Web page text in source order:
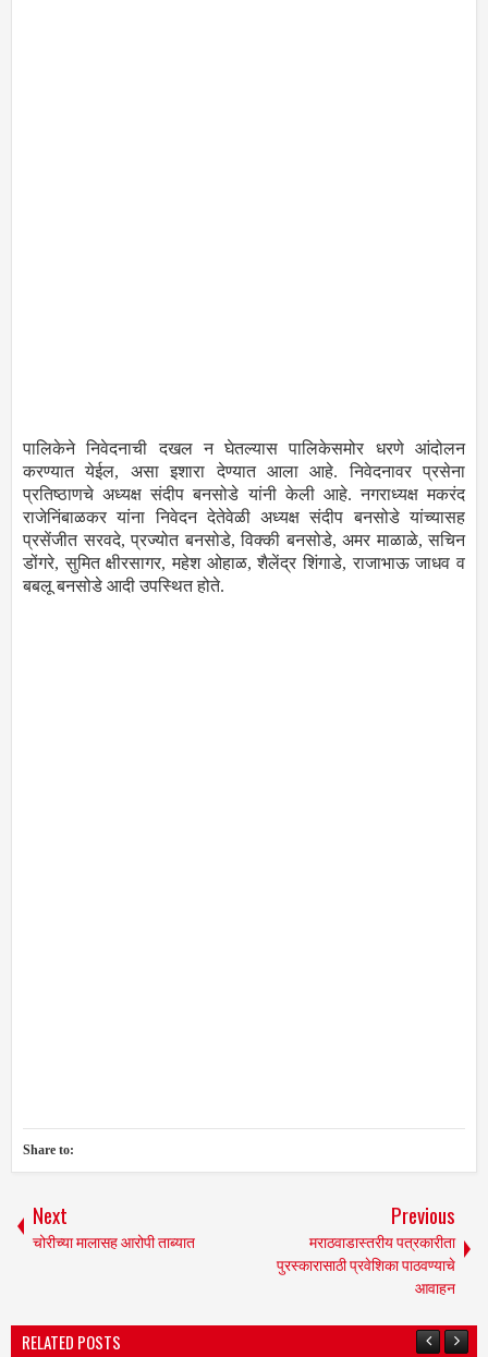
पालिकेने निवेदनाची दखल न घेतल्यास पालिकेसमोर धरणे आंदोलन
करण्यात येईल, असा इशारा देण्यात आला आहे. निवेदनावर प्रसेना
प्रतिष्ठाणचे अध्यक्ष संदीप बनसोडे यांनी केली आहे. नगराध्यक्ष मकरंद
राजेनिंबाळकर यांना निवेदन देतेवेळी अध्यक्ष संदीप बनसोडे यांच्यासह
प्रसेंजीत सरवदे, प्रज्योत बनसोडे, विक्की बनसोडे, अमर माळाळे, सचिन
डोंगरे, सुमित क्षीरसागर, महेश ओहाळ, शैलेंद्र शिंगाडे, राजाभाऊ जाधव व
बबलू बनसोडे आदी उपस्थित होते.
Share to:
Next
चोरीच्या मालासह आरोपी ताब्यात
Previous
मराठवाडास्तरीय पत्रकारीता
पुरस्कारासाठी प्रवेशिका पाठवण्याचे
आवाहन
RELATED POSTS